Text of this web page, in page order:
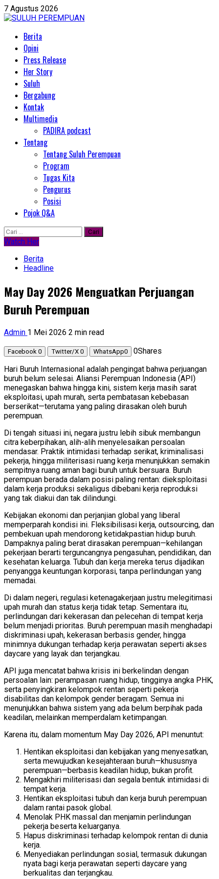
Skip
to
7 Agustus 2026
PrimaryBerita
Opini
Press Release
Her Story
Suluh
Bergabung
Kontak
Multimedia
PADIRA podcast
Tentang
Tentang Suluh Perempuan
Program
Tugas Kita
Pengurus
Posisi
Pojok Q&A
Cari
untuk:
Watch Her
Berita
Headline
May Day 2026 Menguatkan Perjuangan
Buruh Perempuan
Admin 1 Mei 2026 2 min read
Facebook 0 Twitter/X 0 WhatsApp0 0Shares
Hari Buruh Internasional adalah pengingat bahwa perjuangan
buruh belum selesai. Aliansi Perempuan Indonesia (API)
menegaskan bahwa hingga kini, sistem kerja masih sarat
eksploitasi, upah murah, serta pembatasan kebebasan
berserikat—terutama yang paling dirasakan oleh buruh
perempuan.
Di tengah situasi ini, negara justru lebih sibuk membangun
citra keberpihakan, alih-alih menyelesaikan persoalan
mendasar. Praktik intimidasi terhadap serikat, kriminalisasi
pekerja, hingga militerisasi ruang kerja menunjukkan semakin
sempitnya ruang aman bagi buruh untuk bersuara. Buruh
perempuan berada dalam posisi paling rentan: dieksploitasi
dalam kerja produksi sekaligus dibebani kerja reproduksi
yang tak diakui dan tak dilindungi.
Kebijakan ekonomi dan perjanjian global yang liberal
memperparah kondisi ini. Fleksibilisasi kerja, outsourcing, dan
pembekuan upah mendorong ketidakpastian hidup buruh.
Dampaknya paling berat dirasakan perempuan—kehilangan
pekerjaan berarti terguncangnya pengasuhan, pendidikan, dan
kesehatan keluarga. Tubuh dan kerja mereka terus dijadikan
penyangga keuntungan korporasi, tanpa perlindungan yang
memadai.
Di dalam negeri, regulasi ketenagakerjaan justru melegitimasi
upah murah dan status kerja tidak tetap. Sementara itu,
perlindungan dari kekerasan dan pelecehan di tempat kerja
belum menjadi prioritas. Buruh perempuan masih menghadapi
diskriminasi upah, kekerasan berbasis gender, hingga
minimnya dukungan terhadap kerja perawatan seperti akses
daycare yang layak dan terjangkau.
API juga mencatat bahwa krisis ini berkelindan dengan
persoalan lain: perampasan ruang hidup, tingginya angka PHK,
serta penyingkiran kelompok rentan seperti pekerja
disabilitas dan kelompok gender beragam. Semua ini
menunjukkan bahwa sistem yang ada belum berpihak pada
keadilan, melainkan memperdalam ketimpangan.
Karena itu, dalam momentum May Day 2026, API menuntut:
Hentikan eksploitasi dan kebijakan yang menyesatkan,
serta mewujudkan kesejahteraan buruh—khususnya
perempuan—berbasis keadilan hidup, bukan profit.
Mengakhiri militerisasi dan segala bentuk intimidasi di
tempat kerja.
Hentikan eksploitasi tubuh dan kerja buruh perempuan
dalam rantai pasok global.
Menolak PHK massal dan menjamin perlindungan
pekerja beserta keluarganya.
Hapus diskriminasi terhadap kelompok rentan di dunia
kerja.
Menyediakan perlindungan sosial, termasuk dukungan
nyata bagi kerja perawatan seperti daycare yang
berkualitas dan terjangkau.